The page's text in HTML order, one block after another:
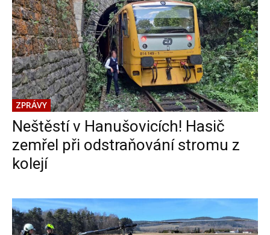
ZPRÁVY
Neštěstí v Hanušovicích! Hasič
zemřel při odstraňování stromu z
kolejí